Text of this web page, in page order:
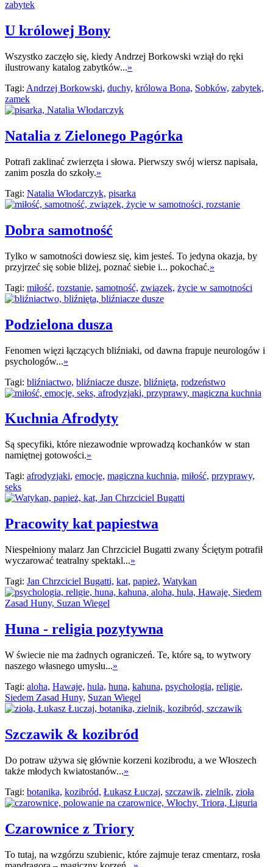
U królowej Bony
Wszystko zaczęło się, kiedy Andrzej Borkowski wziął do ręki
ilustrowany katalog zabytków...»
Tagi: Andrzej Borkowski, duchy, królowa Bona, Sobków, zabytek,
zamek
Natalia z Zielonego Pagórka
Potrafi zaklinać zwierzęta i słowa. Pierwszy swój wiersz napisała,
zanim poszła do szkoły.»
Tagi: Natalia Włodarczyk, pisarka
Dobra samotność
Tylko w samotności dowiesz się, kim jesteś. To jedyna okazja, by
przyjrzeć się sobie bliżej, poznać siebie i... pokochać.»
Tagi: miłość, rozstanie, samotność, związek, życie w samotności
Podzielona dusza
Fenomen więzi łączących bliźniaki, od dawna frapuje neurologów i
psychologów...»
Tagi: bliźniactwo, bliźniacze dusze, bliźnięta, rodzeństwo
Kuchnia Afrodyty
Są specyfiki, które niezawodnie wprowadzą kochanków w stan
namiętnej gotowości.»
Tagi: afrodyzjaki, emocje, magiczna kuchnia, miłość, przyprawy,
seks
Pracowity kat papiestwa
Niespełniony malarz Jan Chrzciciel Bugatti zwany Ściętym potrafił
wyczarować teatralny spektakl...»
Tagi: Jan Chrzciciel Bugatti, kat, papież, Watykan
Huna - religia pozytywna
W świecie nie ma żadnych ograniczeń. Te, które są, to wytwory
naszego własnego umysłu...»
Tagi: aloha, Hawaje, hula, huna, kahuna, psychologia, religie,
Siedem Zasad Huny, Suzan Wiegel
Szczawik & kozibród
Do potraw używa się głównie korzeni kozibrodu, a we Włoszech
także młodych kwiatostanów...»
Tagi: botanika, kozibród, Łukasz Łuczaj, szczawik, zielnik, zioła
Czarownice z Triory
To tutaj, na wzgórzu szubienic, które zajmuje teraz cmentarz, rosła